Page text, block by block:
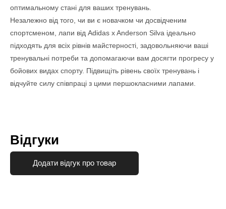
оптимальному стані для ваших тренувань.
Незалежно від того, чи ви є новачком чи досвідченим
спортсменом, лапи від Adidas x Anderson Silva ідеально
підходять для всіх рівнів майстерності, задовольняючи ваші
тренувальні потреби та допомагаючи вам досягти прогресу у
бойових видах спорту. Підвищіть рівень своїх тренувань і
відчуйте силу співпраці з цими першокласними лапами.
Відгуки
Додати відгук про товар